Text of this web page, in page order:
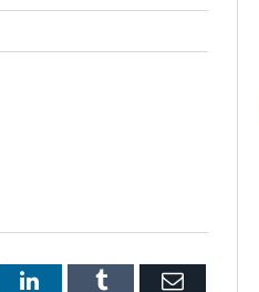
LinkedInTumblr Email